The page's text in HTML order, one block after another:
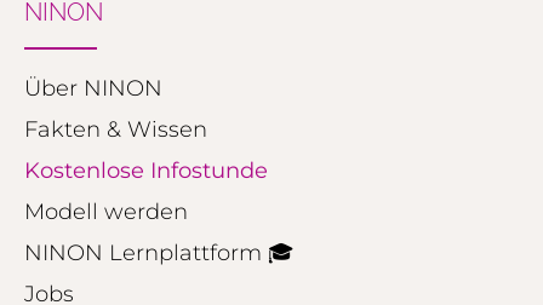
NINON
Über NINON
Fakten & Wissen
Kostenlose Infostunde
Modell werden
NINON Lernplattform 🎓
Jobs